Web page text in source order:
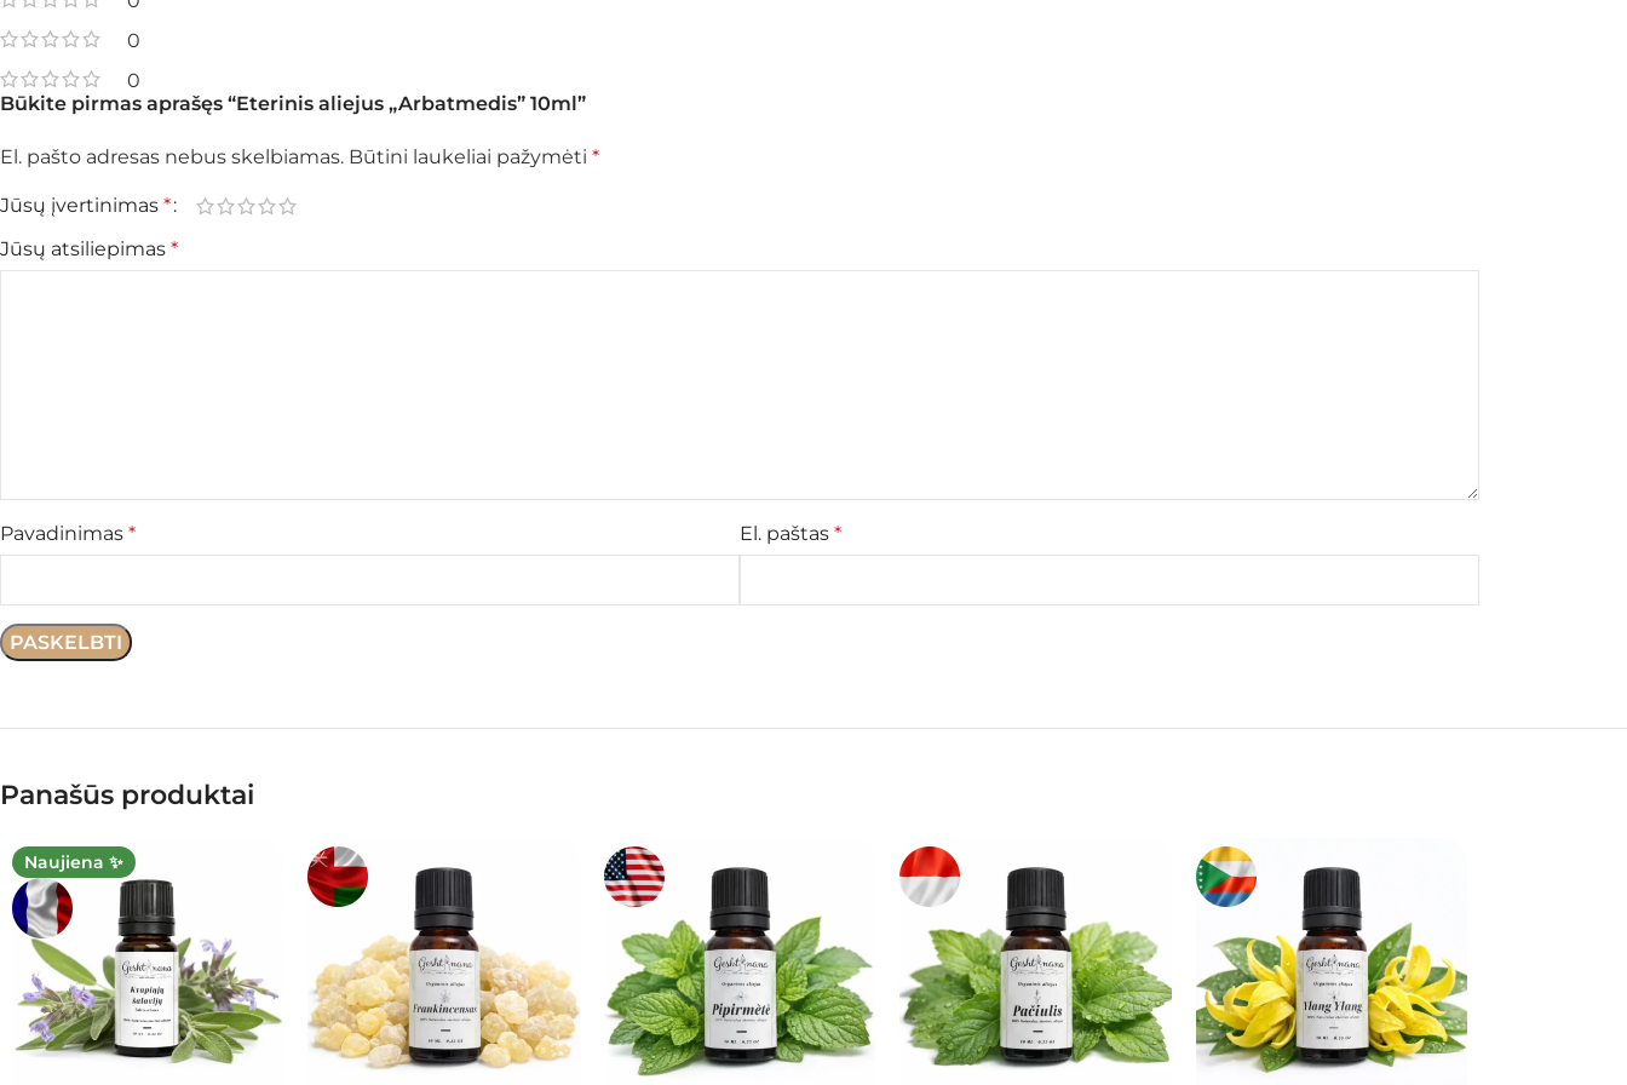
0
0
Būkite pirmas aprašęs “Eterinis aliejus „Arbatmedis” 10ml”
El. pašto adresas nebus skelbiamas. Būtini laukeliai pažymėti *
Jūsų įvertinimas *
Jūsų atsiliepimas *
Pavadinimas * El. paštas *
Panašūs produktai
Naujiena ✨